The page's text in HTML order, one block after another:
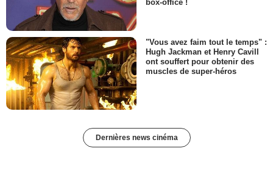
box-office !
"Vous avez faim tout le temps" :
Hugh Jackman et Henry Cavill
ont souffert pour obtenir des
muscles de super-héros
Dernières news cinéma